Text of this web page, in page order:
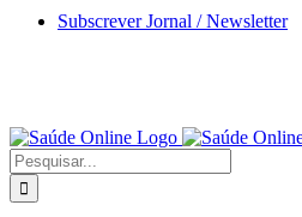
Skip
Subscrever Jornal / Newsletter
Pesquisar